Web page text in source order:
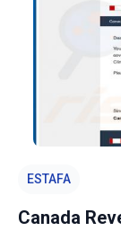
ESTAFA
Canada